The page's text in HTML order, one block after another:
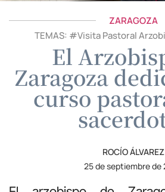
ZARAGOZA
TEMAS: #Visita Pastoral
El
Zaragoza
curso
ROCÍO ÁLVAREZ
25 de septiembre de